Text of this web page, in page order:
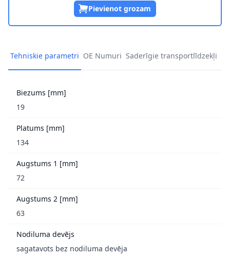
Pievienot grozam
Tehniskie parametri OE Numuri Saderīgie transportlīdzekļi
Biezums [mm]
19
Platums [mm]
134
Augstums 1 [mm]
72
Augstums 2 [mm]
63
Nodiluma devējs
sagatavots bez nodiluma devēja